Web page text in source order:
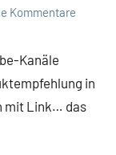
Kommentare
Kanäle
in
mit Link… das